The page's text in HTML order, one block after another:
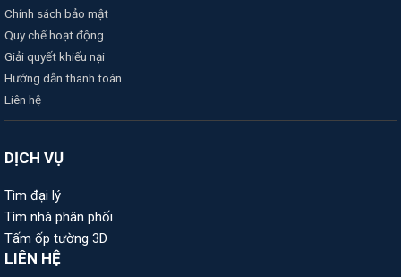
Chính sách bảo mật
Quy chế hoạt động
Giải quyết khiếu nại
Hướng dẫn thanh toán
Liên hệ
DỊCH VỤ
Tìm đại lý
Tìm nhà phân phối
Tấm ốp tường 3D
LIÊN HỆ